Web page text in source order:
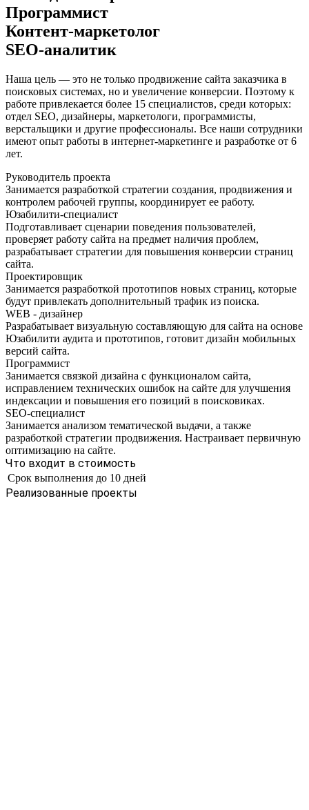
Программист
Контент-маркетолог
SEO-аналитик
Наша цель — это не только продвижение сайта заказчика в
поисковых системах, но и увеличение конверсии. Поэтому к
работе привлекается более 15 специалистов, среди которых:
отдел SEO, дизайнеры, маркетологи, программисты,
верстальщики и другие профессионалы. Все наши сотрудники
имеют опыт работы в интернет-маркетинге и разработке от 6
лет.
Руководитель проекта
Занимается разработкой стратегии создания, продвижения и
контролем рабочей группы, координирует ее работу.
Юзабилити-специалист
Подготавливает сценарии поведения пользователей,
проверяет работу сайта на предмет наличия проблем,
разрабатывает стратегии для повышения конверсии страниц
сайта.
Проектировщик
Занимается разработкой прототипов новых страниц, которые
будут привлекать дополнительный трафик из поиска.
WEB - дизайнер
Разрабатывает визуальную составляющую для сайта на основе
Юзабилити аудита и прототипов, готовит дизайн мобильных
версий сайта.
Программист
Занимается связкой дизайна с функционалом сайта,
исправлением технических ошибок на сайте для улучшения
индексации и повышения его позиций в поисковиках.
SEO-специалист
Занимается анализом тематической выдачи, а также
разработкой стратегии продвижения. Настраивает первичную
оптимизацию на сайте.
Что входит в стоимость
Срок выполнения до 10 дней
Реализованные проекты